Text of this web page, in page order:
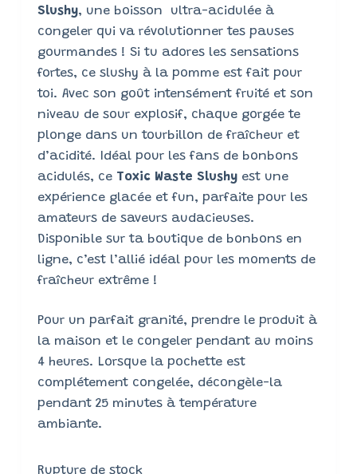
Slushy, une boisson ultra-acidulée à
congeler qui va révolutionner tes pauses
gourmandes ! Si tu adores les sensations
fortes, ce slushy à la pomme est fait pour
toi. Avec son goût intensément fruité et son
niveau de sour explosif, chaque gorgée te
plonge dans un tourbillon de fraîcheur et
d’acidité. Idéal pour les fans de bonbons
acidulés, ce Toxic Waste Slushyest une
expérience glacée et fun, parfaite pour les
amateurs de saveurs audacieuses.
Disponible sur ta boutique de bonbons en
ligne, c’est l’allié idéal pour les moments de
fraîcheur extrême !
Pour un parfait granité, prendre le produit à
la maison et le congeler pendant au moins
4 heures. Lorsque la pochette est
complétement congelée, décongèle-la
pendant 25 minutes à température
ambiante.
Rupture de stock